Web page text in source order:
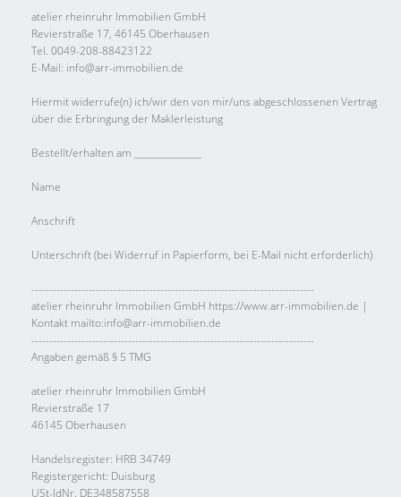
atelier rheinruhr Immobilien GmbH
Revierstraße 17, 46145 Oberhausen
Tel. 0049-208-88423122
E-Mail: info@arr-immobilien.de
Hiermit widerrufe(n) ich/wir den von mir/uns abgeschlossenen Vertrag
über die Erbringung der Maklerleistung
Bestellt/erhalten am _______________
Name
Anschrift
Unterschrift (bei Widerruf in Papierform, bei E-Mail nicht erforderlich)
-------------------------------------------------------------------------------
atelier rheinruhr Immobilien GmbH https://www.arr-immobilien.de |
Kontakt mailto:info@arr-immobilien.de
-------------------------------------------------------------------------------
Angaben gemäß § 5 TMG
atelier rheinruhr Immobilien GmbH
Revierstraße 17
46145 Oberhausen
Handelsregister: HRB 34749
Registergericht: Duisburg
USt-IdNr. DE348587558